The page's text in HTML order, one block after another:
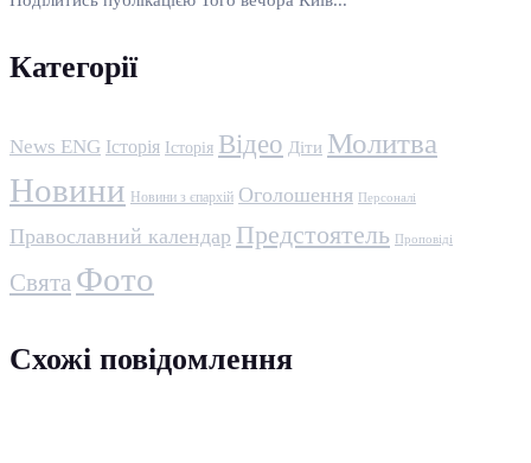
Категорії
News ENG Історія Історія Відео Діти Молитва
Новини Новини з єпархій Оголошення Персоналі
Православний календар Предстоятель Проповіді
Свята Фото
Схожі повідомлення